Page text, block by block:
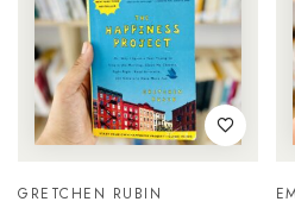
GRETCHEN RUBIN